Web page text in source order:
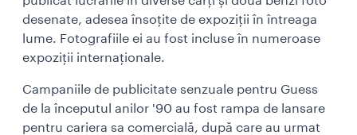
desenate, adesea însoțite de expoziții în întreaga
lume. Fotografiile ei au fost incluse în numeroase
expoziții internaționale.
Campaniile de publicitate senzuale pentru Guess
de la începutul anilor '90 au fost rampa de lansare
pentru cariera sa comercială, după care au urmat